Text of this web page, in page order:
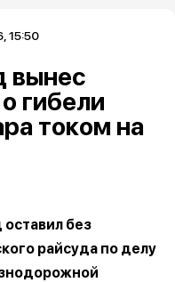
15:50
вынес
гибели
током на
без
райсуда по делу